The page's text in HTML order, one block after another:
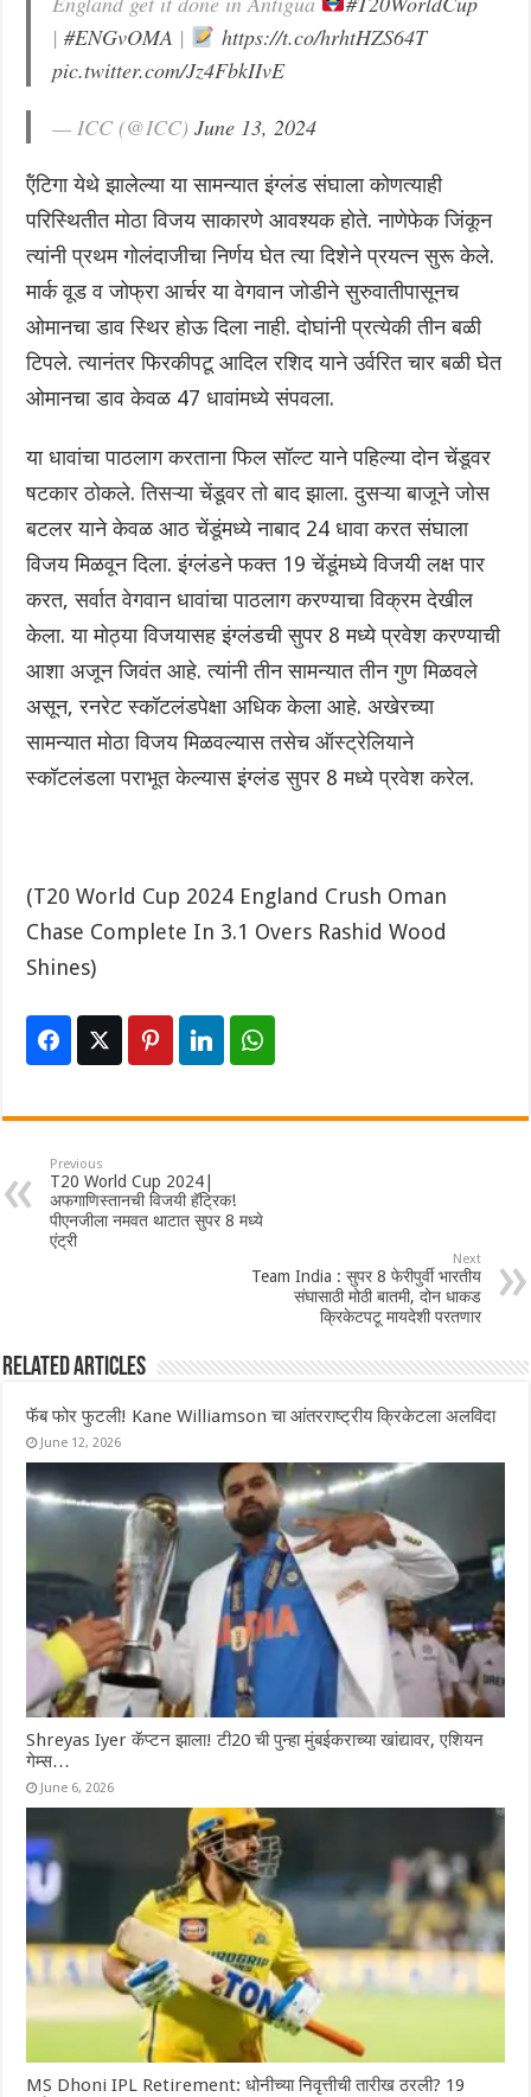
|#ENGvOMA |
https://t.co/hrhtHZS64T
pic.twitter.com/Jz4FbkIIvE
— ICC (@ICC)June 13, 2024
ऍंटिगा येथे झालेल्या या सामन्यात इंग्लंड संघाला कोणत्याही
परिस्थितीत मोठा विजय साकारणे आवश्यक होते. नाणेफेक जिंकून
त्यांनी प्रथम गोलंदाजीचा निर्णय घेत त्या दिशेने प्रयत्न सुरू केले.
मार्क वूड व जोफ्रा आर्चर या वेगवान जोडीने सुरुवातीपासूनच
ओमानचा डाव स्थिर होऊ दिला नाही. दोघांनी प्रत्येकी तीन बळी
टिपले. त्यानंतर फिरकीपटू आदिल रशिद याने उर्वरित चार बळी घेत
ओमानचा डाव केवळ 47 धावांमध्ये संपवला.
या धावांचा पाठलाग करताना फिल सॉल्ट याने पहिल्या दोन चेंडूवर
षटकार ठोकले. तिसऱ्या चेंडूवर तो बाद झाला. दुसऱ्या बाजूने जोस
बटलर याने केवळ आठ चेंडूंमध्ये नाबाद 24 धावा करत संघाला
विजय मिळवून दिला. इंग्लंडने फक्त 19 चेंडूंमध्ये विजयी लक्ष पार
करत, सर्वात वेगवान धावांचा पाठलाग करण्याचा विक्रम देखील
केला. या मोठ्या विजयासह इंग्लंडची सुपर 8 मध्ये प्रवेश करण्याची
आशा अजून जिवंत आहे. त्यांनी तीन सामन्यात तीन गुण मिळवले
असून, रनरेट स्कॉटलंडपेक्षा अधिक केला आहे. अखेरच्या
सामन्यात मोठा विजय मिळवल्यास तसेच ऑस्ट्रेलियाने
स्कॉटलंडला पराभूत केल्यास इंग्लंड सुपर 8 मध्ये प्रवेश करेल.
(T20 World Cup 2024 England Crush Oman
Chase Complete In 3.1 Overs Rashid Wood
Shines)
Previous
T20 World Cup 2024|
अफगाणिस्तानची विजयी हॅट्रिक!
पीएनजीला नमवत थाटात सुपर 8 मध्ये
एंट्री
Next
Team India : सुपर 8 फेरीपुर्वी भारतीय
संघासाठी मोठी बातमी, दोन धाकड
क्रिकेटपटू मायदेशी परतणार
Related Articles
फॅब फोर फुटली! Kane Williamson चा आंतरराष्ट्रीय क्रिकेटला अलविदा
June 12, 2026
Shreyas Iyer कॅप्टन झाला! टी20 ची पुन्हा मुंबईकराच्या खांद्यावर, एशियन
गेम्स…
June 6, 2026
MS Dhoni IPL Retirement: धोनीच्या निवृत्तीची तारीख ठरली? 19